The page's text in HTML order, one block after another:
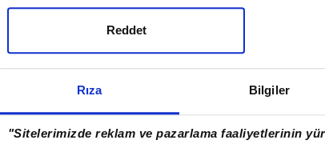
Rıza Bilgiler
"Sitelerimizde reklam ve pazarlama faaliyetlerinin
Reddet